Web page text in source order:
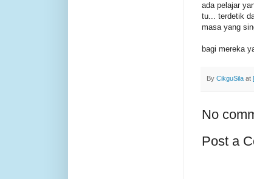
ada pelajar
tu... terdetik
masa yang
bagi mereka
By CikguSila at
No
Post a